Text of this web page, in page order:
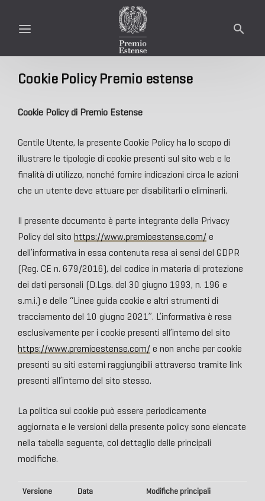
Cookie Policy Premio estense
Cookie Policy di Premio Estense
Gentile Utente, la presente Cookie Policy ha lo scopo di
illustrare le tipologie di cookie presenti sul sito web e le
finalità di utilizzo, nonché fornire indicazioni circa le azioni
che un utente deve attuare per disabilitarli o eliminarli.
Il presente documento è parte integrante della Privacy
Policy del sito https://www.premioestense.com/ e
dell’informativa in essa contenuta resa ai sensi del GDPR
(Reg. CE n. 679/2016), del codice in materia di protezione
dei dati personali (D.Lgs. del 30 giugno 1993, n. 196 e
s.m.i.) e delle “Linee guida cookie e altri strumenti di
tracciamento del 10 giugno 2021”. L’informativa è resa
esclusivamente per i cookie presenti all’interno del sito
https://www.premioestense.com/ e non anche per cookie
presenti su siti esterni raggiungibili attraverso tramite link
presenti all’interno del sito stesso.
La politica sui cookie può essere periodicamente
aggiornata e le versioni della presente policy sono elencate
nella tabella seguente, col dettaglio delle principali
modifiche.
Versione Data Modifiche principali